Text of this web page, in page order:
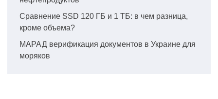
Сравнение SSD 120 ГБ и 1 ТБ: в чем разница,
кроме объема?
МАРАД верификация документов в Украине для
моряков